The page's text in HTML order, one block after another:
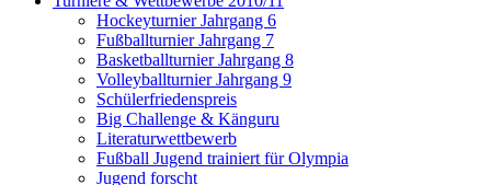
Hockeyturnier Jahrgang 6
Fußballturnier Jahrgang 7
Basketballturnier Jahrgang 8
Volleyballturnier Jahrgang 9
Schülerfriedenspreis
Big Challenge & Känguru
Literaturwettbewerb
Fußball Jugend trainiert für Olympia
Jugend forscht